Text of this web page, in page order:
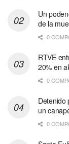
Un
de la
0
RTVE
20% en
0
Detenido
un
0